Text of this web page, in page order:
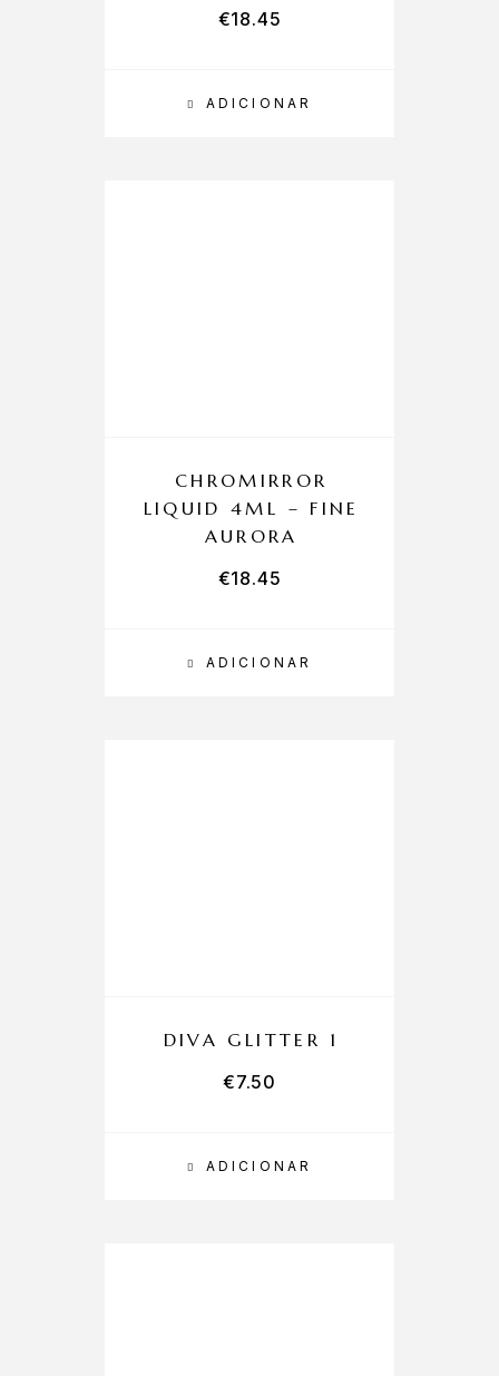
ADICIONAR
€18.45
ADICIONAR
CHROMIRROR
LIQUID 4ML – FINE
AURORA
€18.45
ADICIONAR
DIVA GLITTER 1
€7.50